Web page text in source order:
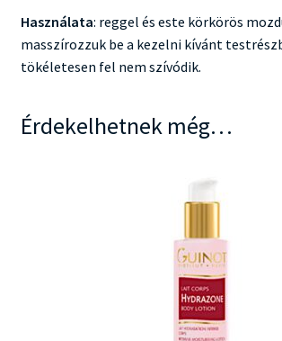
Használata: reggel és este körkörös
masszírozzuk be a kezelni kívánt
tökéletesen fel nem szívódik.
Érdekelhetnek még…